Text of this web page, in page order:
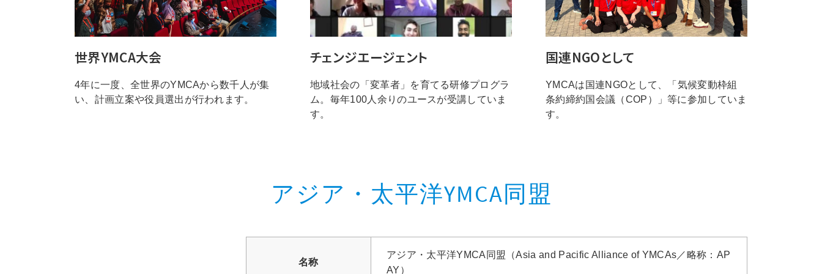
世界YMCA大会
4年に一度、全世界のYMCAから数千人が集
い、計画立案や役員選出が行われます。
チェンジエージェント
地域社会の「変革者」を育てる研修プログラ
ム。毎年100人余りのユースが受講していま
す。
国連NGOとして
YMCAは国連NGOとして、「気候変動枠組
条約締約国会議（COP）」等に参加していま
す。
アジア・太平洋YMCA同盟
名称
アジア・太平洋YMCA同盟（Asia and Pacific Alliance of YMCAs／略称：AP
AY）